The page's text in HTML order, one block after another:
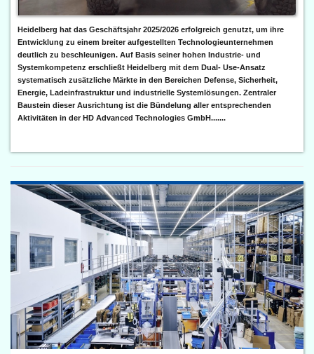
Heidelberg hat das Geschäftsjahr 2025/2026 erfolgreich genutzt, um ihre
Entwicklung zu einem breiter aufgestellten Technologieunternehmen
deutlich zu beschleunigen. Auf Basis seiner hohen Industrie- und
Systemkompetenz erschließt Heidelberg mit dem Dual- Use-Ansatz
systematisch zusätzliche Märkte in den Bereichen Defense, Sicherheit,
Energie, Ladeinfrastruktur und industrielle Systemlösungen. Zentraler
Baustein dieser Ausrichtung ist die Bündelung aller entsprechenden
Aktivitäten in der HD Advanced Technologies GmbH.......